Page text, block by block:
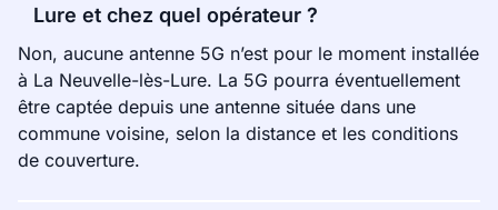
Lure et chez quel opérateur ?
Non, aucune antenne 5G n’est pour le moment installée
à La Neuvelle-lès-Lure. La 5G pourra éventuellement
être captée depuis une antenne située dans une
commune voisine, selon la distance et les conditions
de couverture.